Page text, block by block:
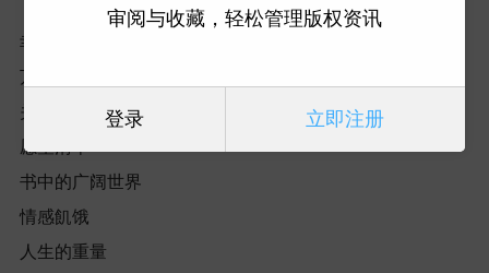
幸福风景
万一
关于精疲力竭（Burn out
愿望清单
书中的广阔世界
情感飢饿
人生的重量
审阅与收藏，轻松管理版权资讯
登录 立即注册